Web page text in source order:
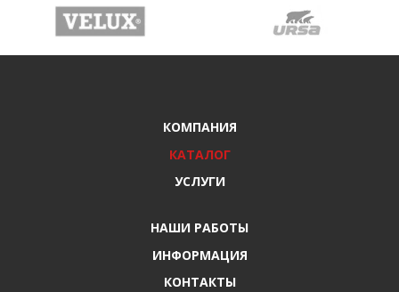
КОМПАНИЯ
КАТАЛОГ
УСЛУГИ
НАШИ РАБОТЫ
ИНФОРМАЦИЯ
КОНТАКТЫ